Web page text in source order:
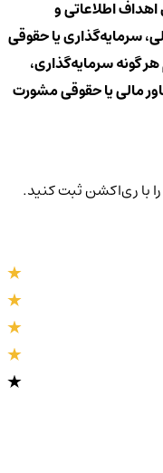
اطلاعاتی و
سرمایه‌گذاری یا حقوقی
گونه سرمایه‌گذاری،
مالی یا حقوقی مشورت
با ری‌اکشن ثبت کنید.